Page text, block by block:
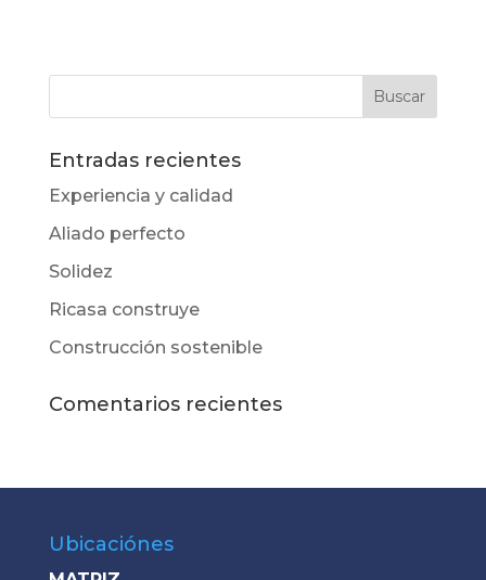
Entradas recientes
Experiencia y calidad
Aliado perfecto
Solidez
Ricasa construye
Construcción sostenible
Comentarios recientes
Ubicaciónes